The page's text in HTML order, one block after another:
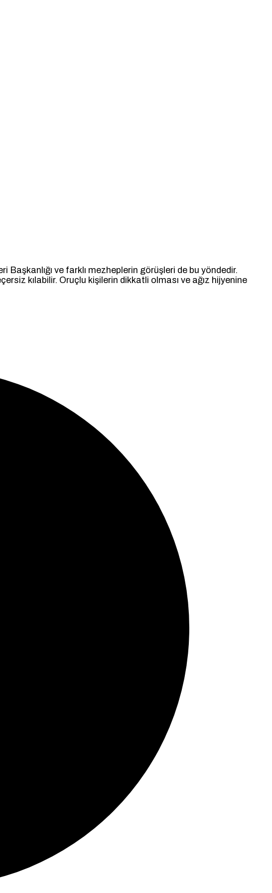
ve farklı mezheplerin görüşleri de bu yöndedir.
kılabilir. Oruçlu kişilerin dikkatli olması ve ağız hijyenine